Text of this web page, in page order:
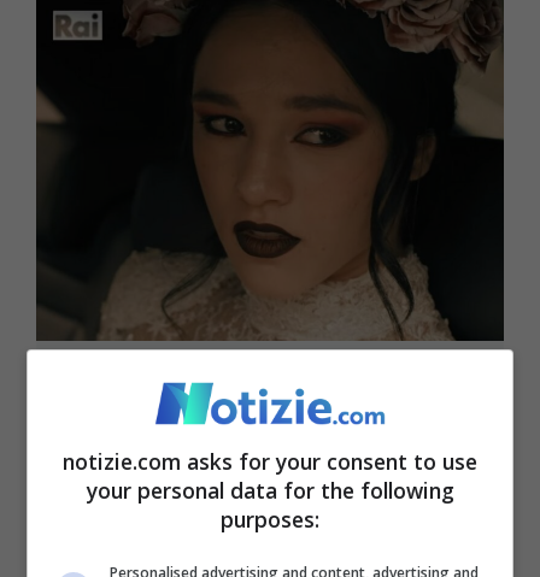
Ricomincia Mare Fuori: chi ha ucciso
Edoardo e perché, anticipazioni
delle prime puntate
12 Marzo 2025 - 19:55
notizie.com asks for your consent to use
your personal data for the following
purposes:
Personalised advertising and content, advertising and